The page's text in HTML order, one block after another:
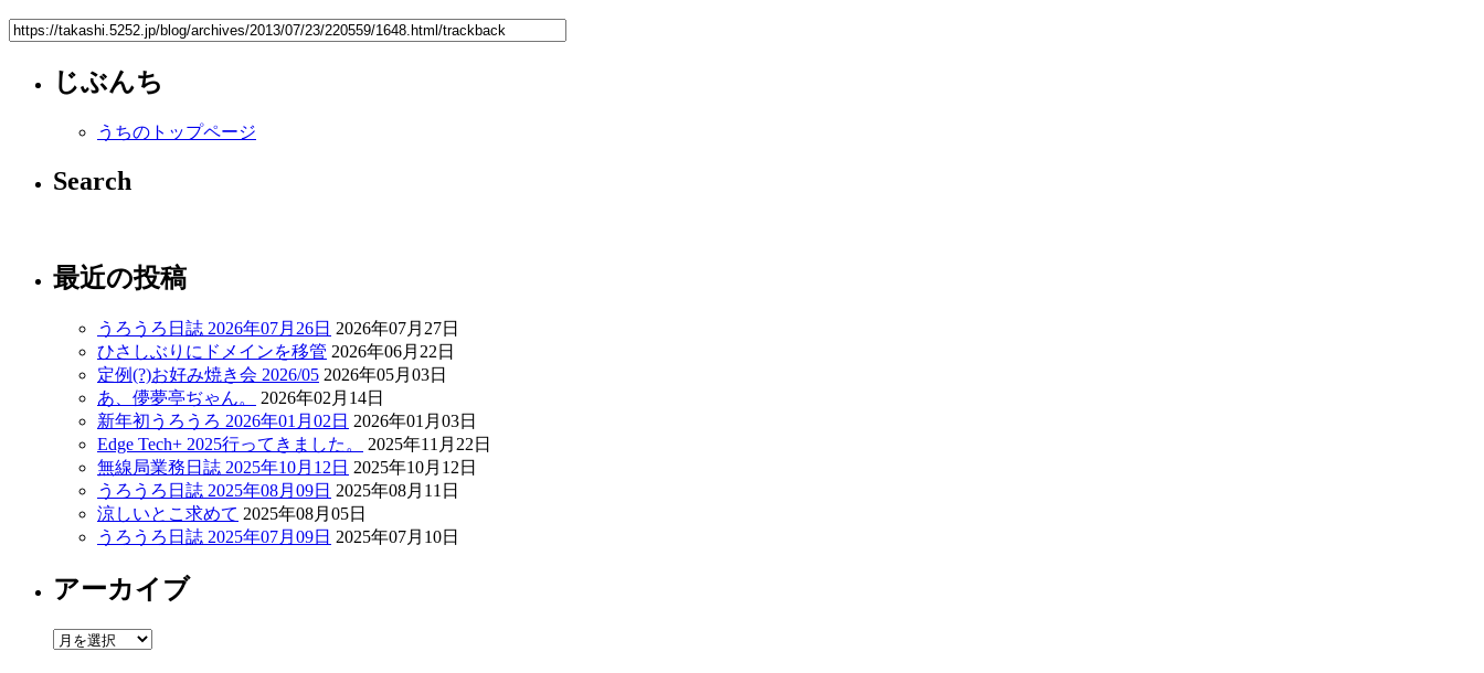
じぶんち
うちのトップページ
Search
最近の投稿
うろうろ日誌 2026年07月26日 2026年07月27日
ひさしぶりにドメインを移管 2026年06月22日
定例(?)お好み焼き会 2026/05 2026年05月03日
あ、儚夢亭ぢゃん。
2026年02月14日
新年初うろうろ 2026年01月02日 2026年01月03日
Edge Tech+ 2025行ってきました。
2025年11月22日
無線局業務日誌 2025年10月12日 2025年10月12日
うろうろ日誌 2025年08月09日 2025年08月11日
涼しいとこ求めて 2025年08月05日
うろうろ日誌 2025年07月09日 2025年07月10日
アーカイブ
ア